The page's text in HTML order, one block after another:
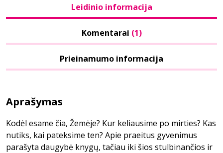
Leidinio informacija
Komentarai (1)
Prieinamumo informacija
Aprašymas
Kodėl esame čia, Žemėje? Kur keliausime po mirties? Kas
nutiks, kai pateksime ten? Apie praeitus gyvenimus
parašyta daugybė knygų, tačiau iki šios stulbinančios ir